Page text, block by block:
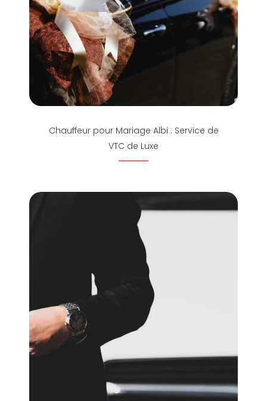
Chauffeur pour Mariage Albi : Service de
VTC de Luxe